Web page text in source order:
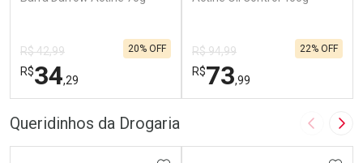
R$ 42,99
R$34,29
20% OFF
R$ 94,99
R$73,99
22% OFF
Queridinhos da Drogaria Imagem